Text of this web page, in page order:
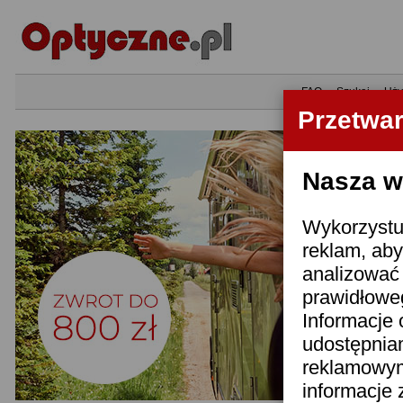
Nasza
reklam,
Informacje
informacje
•FAQ•Szukaj•